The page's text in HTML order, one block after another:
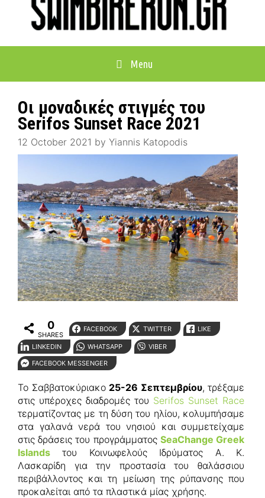
Menu
Οι μοναδικές στιγμές του
Serifos Sunset Race 2021
12 October 2021 by Yiannis Katopodis
0
SHARES
FACEBOOK TWITTER LIKE
LINKEDIN WHATSAPP
VIBER
FACEBOOK MESSENGER
Το Σαββατοκύριακο 25-26 Σεπτεμβρίου, τρέξαμε
στις υπέροχες διαδρομές του Serifos Sunset Race
τερματίζοντας με τη δύση του ηλίου, κολυμπήσαμε
στα γαλανά νερά του νησιού και συμμετείχαμε
στις δράσεις του προγράμματος SeaChange Greek
Islands του Κοινωφελούς Ιδρύματος Α. Κ.
Λασκαρίδη για την προστασία του θαλάσσιου
περιβάλλοντος και τη μείωση της ρύπανσης που
προκαλείται από τα πλαστικά μίας χρήσης.